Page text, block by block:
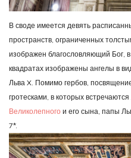
В своде имеется девять
пространств, ограниченных
изображен благословляющий Бог,
квадратах изображены ангелы в
Льва X. Помимо гербов,
гротесками, в которых
Великолепного и его сына, папы
7*.